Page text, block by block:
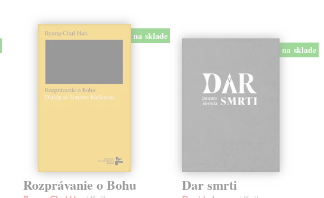
na sklade
Rozprávanie o Bohu
na sklade
Dar smrti